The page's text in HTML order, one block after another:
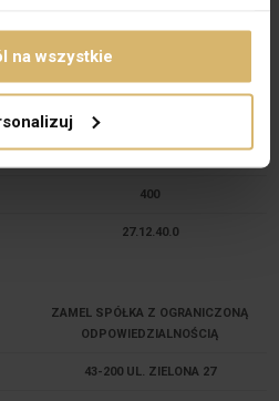
na wszystkie
EXTA
400
27.12.40.0
ZAMEL SPÓŁKA Z OGRANICZONĄ
ODPOWIEDZIALNOŚCIĄ
43-200 UL. ZIELONA 27